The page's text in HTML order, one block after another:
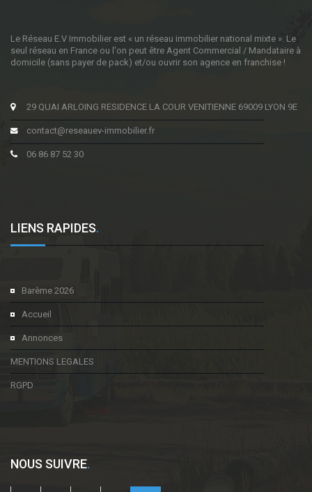
Le Réseau E.V Immobilier est « un réseau immobilier national mixte ». Le
seul réseau en France ou l'on peut être Agent Commercial / Mandataire à
domicile (sans payer de pack) et/ou ouvrir son agence en franchise !
29 QUAI ARLOING RESIDENCE LA COUR VENITIENNE 69009 LYON 9E
contact@reseauev-immobilier.fr
06 86 87 52 30
LIENS RAPIDES.
Barème 2026
Accueil
Annonces
MENTIONS LEGALES
RGPD
NOUS SUIVRE.